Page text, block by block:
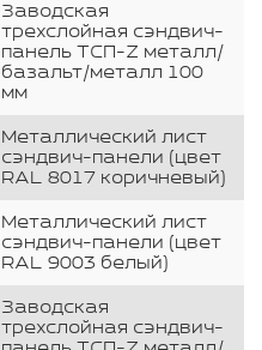
Заводская
трехслойная сэндвич-
панель ТСП-Z металл/
базальт/металл 100
мм
Металлический лист
сэндвич-панели (цвет
RAL 8017 коричневый)
Металлический лист
сэндвич-панели (цвет
RAL 9003 белый)
Заводская
трехслойная сэндвич-